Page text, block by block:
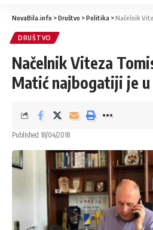
NovaBila.info >Društvo >Politika >Načelnik Viteza
DRUŠTVO
Načelnik Viteza
Matić najbogatiji je u
Published 18/04/2018